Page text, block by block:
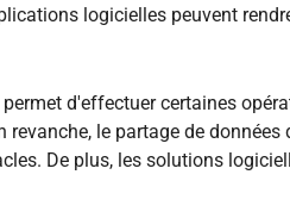
logicielles peuvent
d'effectuer certaines
revanche, le partage de
De plus, les solutions